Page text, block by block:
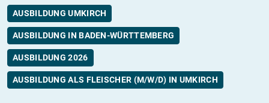
AUSBILDUNG UMKIRCH
AUSBILDUNG IN BADEN-WÜRTTEMBERG
AUSBILDUNG 2026
AUSBILDUNG ALS FLEISCHER (M/W/D) IN UMKIRCH